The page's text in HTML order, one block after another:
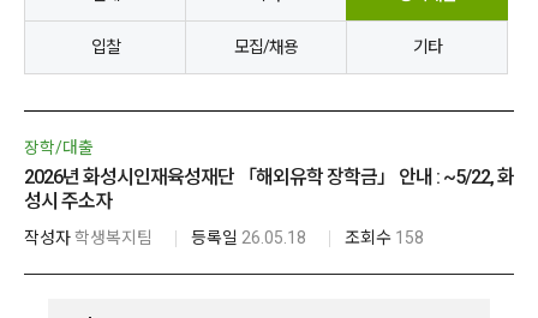
입찰 모집/채용 기타
장학/대출
2026년 화성시인재육성재단 「해외유학 장학금」 안내 : ~5/22, 화
성시 주소자
작성자학생복지팀 등록일 26.05.18 조회수 158